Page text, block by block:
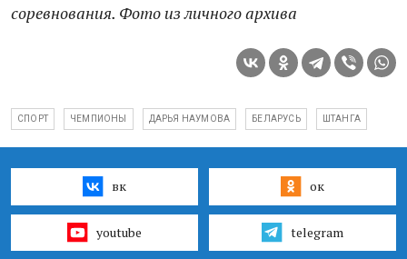
соревнования. Фото из личного архива
СПОРТ ЧЕМПИОНЫ ДАРЬЯ НАУМОВА БЕЛАРУСЬ ШТАНГА
вк ок
youtube telegram